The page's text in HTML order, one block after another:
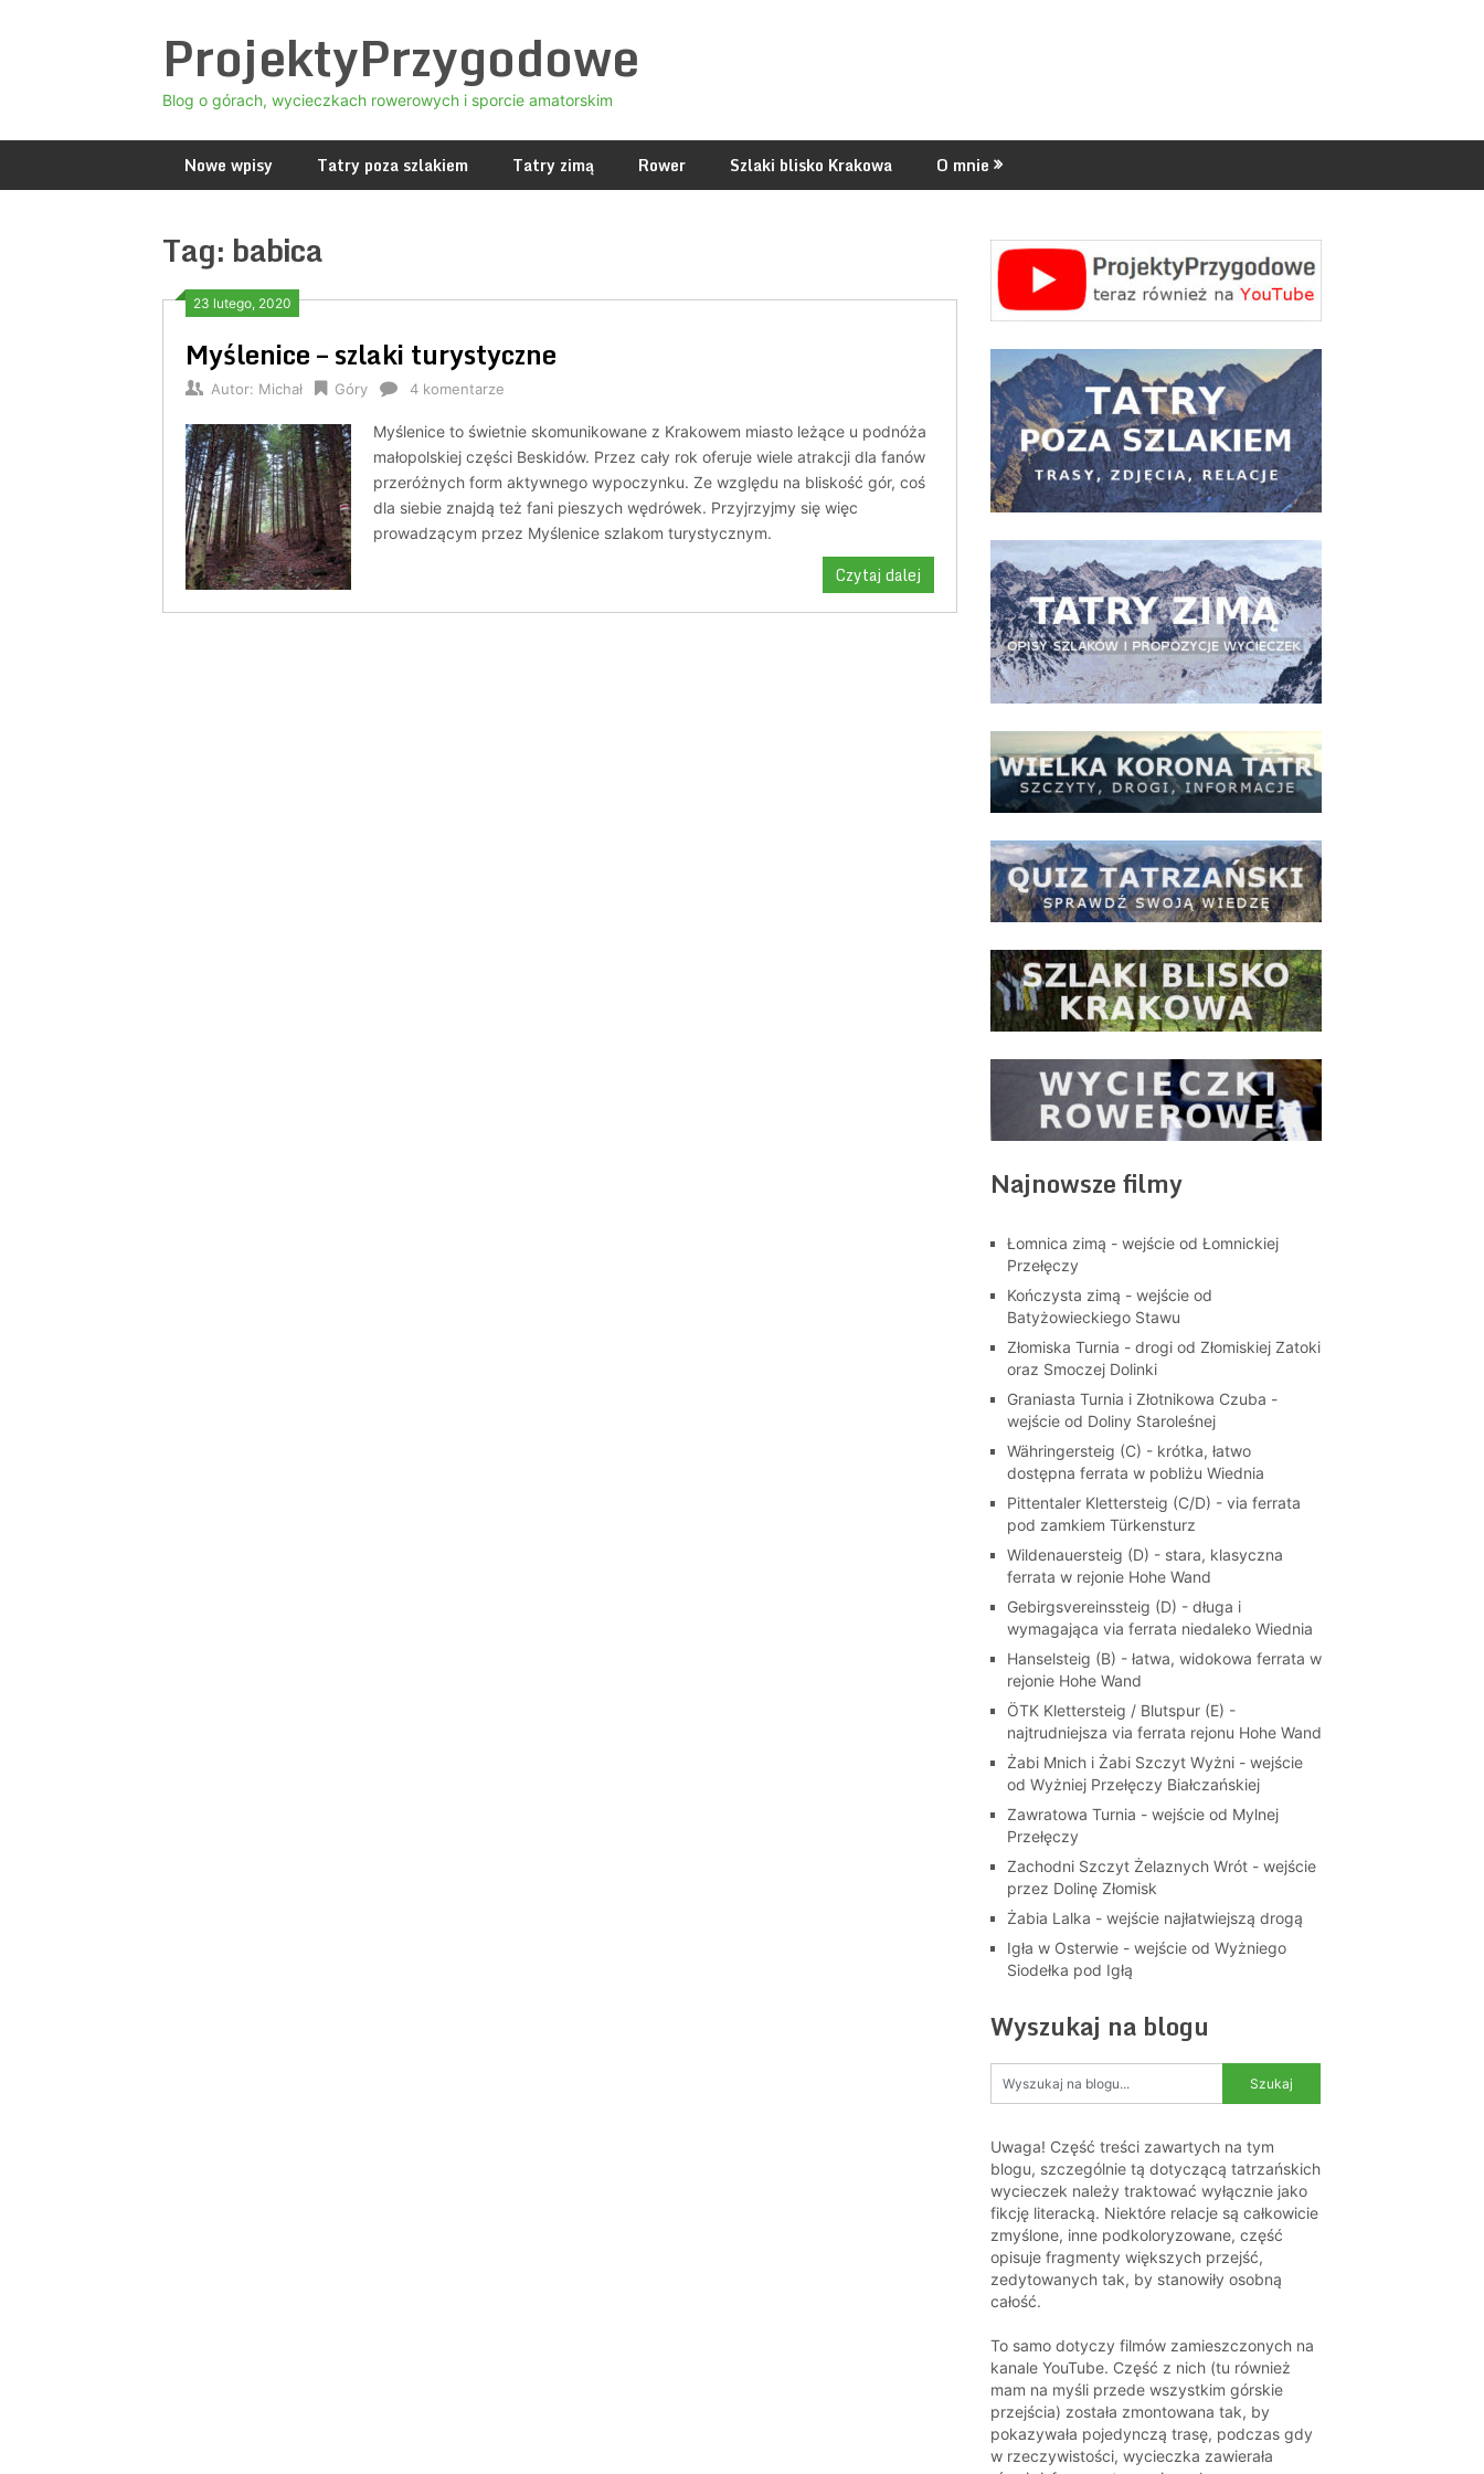
ProjektyPrzygodowe
Blog o górach, wycieczkach rowerowych i sporcie amatorskim
Nowe wpisy Tatry poza szlakiem Tatry zimą Rower Szlaki blisko Krakowa O mnie
Tag: babica
23 lutego, 2020
Myślenice – szlaki turystyczne
Autor: Michał Góry 4 komentarze
Myślenice to świetnie skomunikowane z Krakowem miasto leżące u podnóża
małopolskiej części Beskidów. Przez cały rok oferuje wiele atrakcji dla fanów
przeróżnych form aktywnego wypoczynku. Ze względu na bliskość gór, coś
dla siebie znajdą też fani pieszych wędrówek. Przyjrzyjmy się więc
prowadzącym przez Myślenice szlakom turystycznym.
Czytaj dalej
Najnowsze filmy
Łomnica zimą - wejście od Łomnickiej
Przełęczy
Kończysta zimą - wejście od
Batyżowieckiego Stawu
Złomiska Turnia - drogi od Złomiskiej Zatoki
oraz Smoczej Dolinki
Graniasta Turnia i Złotnikowa Czuba -
wejście od Doliny Staroleśnej
Währingersteig (C) - krótka, łatwo
dostępna ferrata w pobliżu Wiednia
Pittentaler Klettersteig (C/D) - via ferrata
pod zamkiem Türkensturz
Wildenauersteig (D) - stara, klasyczna
ferrata w rejonie Hohe Wand
Gebirgsvereinssteig (D) - długa i
wymagająca via ferrata niedaleko Wiednia
Hanselsteig (B) - łatwa, widokowa ferrata w
rejonie Hohe Wand
ÖTK Klettersteig / Blutspur (E) -
najtrudniejsza via ferrata rejonu Hohe Wand
Żabi Mnich i Żabi Szczyt Wyżni - wejście
od Wyżniej Przełęczy Białczańskiej
Zawratowa Turnia - wejście od Mylnej
Przełęczy
Zachodni Szczyt Żelaznych Wrót - wejście
przez Dolinę Złomisk
Żabia Lalka - wejście najłatwiejszą drogą
Igła w Osterwie - wejście od Wyżniego
Siodełka pod Igłą
Wyszukaj na blogu
Uwaga! Część treści zawartych na tym
blogu, szczególnie tą dotyczącą tatrzańskich
wycieczek należy traktować wyłącznie jako
fikcję literacką. Niektóre relacje są całkowicie
zmyślone, inne podkoloryzowane, część
opisuje fragmenty większych przejść,
zedytowanych tak, by stanowiły osobną
całość.
To samo dotyczy filmów zamieszczonych na
kanale YouTube. Część z nich (tu również
mam na myśli przede wszystkim górskie
przejścia) została zmontowana tak, by
pokazywała pojedynczą trasę, podczas gdy
w rzeczywistości, wycieczka zawierała